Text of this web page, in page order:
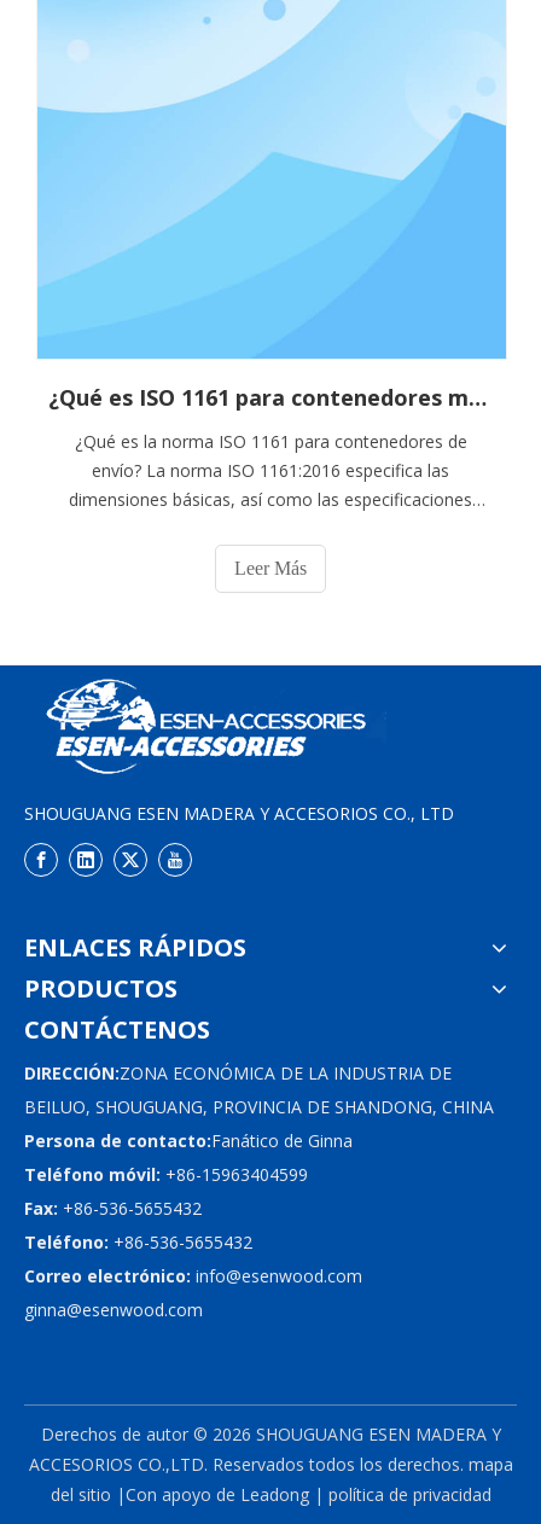
¿Qué es ISO 1161 para contenedores marítimos?
¿Qué es la norma ISO 1161 para contenedores de
envío? La norma ISO 1161:2016 especifica las
dimensiones básicas, así como las especificaciones
intermedios y de esquina para contenedores de carga
de la serie uno, es decir, contenedores que cumplen con
Leer Más
SHOUGUANG ESEN MADERA Y ACCESORIOS CO., LTD
ENLACES RÁPIDOS
PRODUCTOS
CONTÁCTENOS
DIRECCIÓN:ZONA ECONÓMICA DE LA INDUSTRIA DE
BEILUO, SHOUGUANG, PROVINCIA DE SHANDONG, CHINA
Persona de contacto:Fanático de Ginna
Teléfono móvil: +86-15963404599
Fax: +86-536-5655432
Teléfono: +86-536-5655432
Correo electrónico: info@esenwood.com
ginna@esenwood.com
Derechos de autor © 2026 SHOUGUANG ESEN MADERA Y
ACCESORIOS CO.,LTD. Reservados todos los derechos. mapa
del sitio |Con apoyo de Leadong| política de privacidad